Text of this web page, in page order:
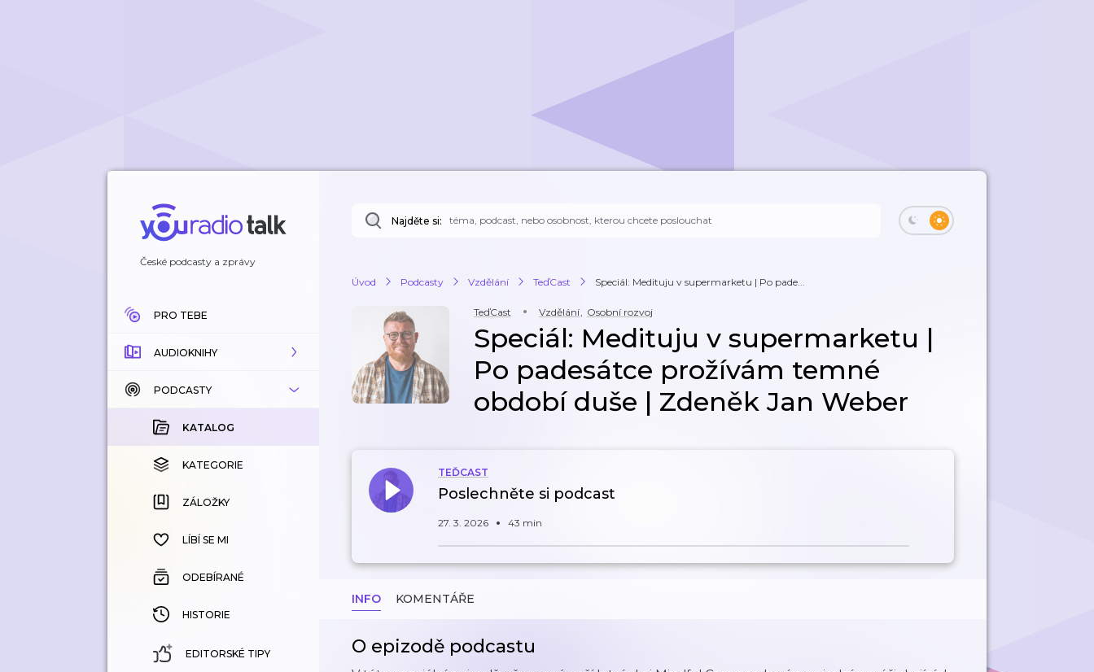
České podcasty a zprávy
PRO TEBE
AUDIOKNIHY
KATALOG
KOUPENÉ
KATEGORIE
ZÁLOŽKY
HISTORIE
PODCASTY
KATALOG
KATEGORIE
ZÁLOŽKY
LÍBÍ SE MI
ODEBÍRANÉ
HISTORIE
EDITORSKÉ TIPY
Najděte si:
Úvod Podcasty Vzdělání TeďCast Speciál: Medituju v supermarketu | Po pade...
TeďCast Vzdělání, Osobní rozvoj
Speciál: Medituju v supermarketu |
Po padesátce prožívám temné
období duše | Zdeněk Jan Weber
TEĎCAST
Poslechněte si podcast
27. 3. 2026 43 min
INFO KOMENTÁŘE
O epizodě podcastu